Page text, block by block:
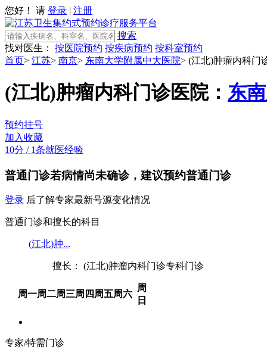
您好！ 请 登录 | 注册
搜索
找对医生：
按医院预约 按疾病预约 按科室预约
首页> 江苏> 南京> 东南大学附属中大医院> (江北)肿瘤内科门
(江北)肿瘤内科门诊医院： 东
预约挂号
加入收藏
10分 / 1条就医经验
普通门诊若病情尚未确诊，建议预约普通门诊
登录 后了解专家最新号源变化情况
普通门诊和擅长的科目
(江北)肿...
擅长： (江北)肿瘤内科门诊专科门诊
周一周二周三周四 周五周六
周
日
专家/特需门诊